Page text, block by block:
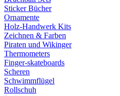
Sticker Bücher
Ornamente
Holz-Handwerk Kits
Zeichnen & Farben
Piraten und Wikinger
Thermometers
Finger-skateboards
Scheren
Schwimmflügel
Rollschuh